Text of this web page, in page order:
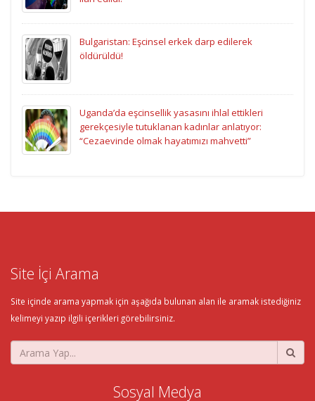
Bulgaristan: Eşcinsel erkek darp edilerek
öldürüldü!
Uganda’da eşcinsellik yasasını ihlal ettikleri
gerekçesiyle tutuklanan kadınlar anlatıyor:
“Cezaevinde olmak hayatımızı mahvetti”
Site İçi Arama
Site içinde arama yapmak için aşağıda bulunan alan ile aramak istediğiniz
kelimeyi yazıp ilgili içerikleri görebilirsiniz.
Sosyal Medya